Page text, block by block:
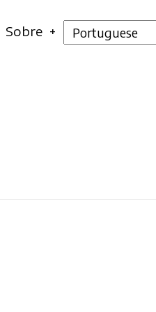
Sobre
Select
your